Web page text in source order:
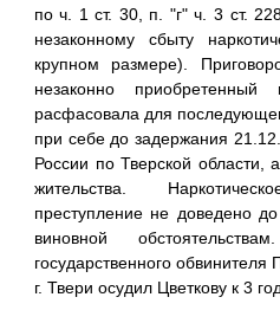
по ч. 1 ст. 30, п. "г" ч. 3 ст.
незаконному сбыту
крупном размере).
незаконно
расфасовала для
при себе до задержания
России по Тверской области,
жительства.
преступление не доведено
виновной
государственного
г. Твери осудил Цветкову к 3